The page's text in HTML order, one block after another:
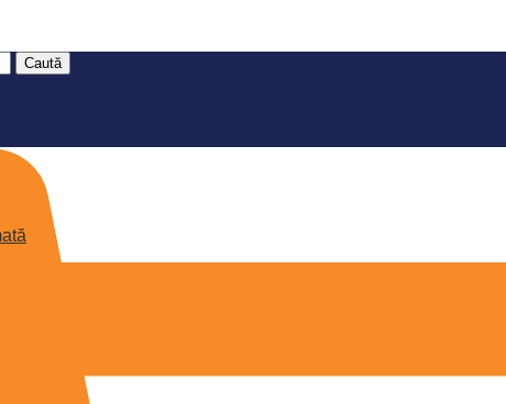
Caută